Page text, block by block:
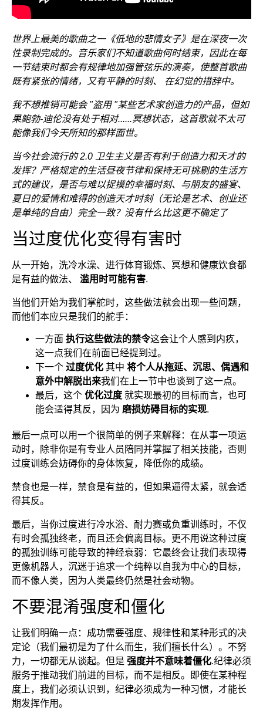
世界上最美的歌曲之一《低地的悲情女子》是在深夜一次
性录制完成的。音乐家们不知道歌曲何时结束，因此在每
一节结束时都会有规律地加强管弦乐的演奏，使整首歌曲
既有紧张的情绪，又有平静的时刻、 在幻觉的措辞中。
我不想推销可能会 "盗用 "某些艺术家创造力的产品，但如
果鲍勃-迪伦没有处于相对......冥想状态，这首歌就不太可
能像我们今天所知的那样面世。
当今社会流行的 2.0 卫生主义是否有利于创造力和天才的
发挥？严格规定的生活昼夜节律和保持无可挑剔的生活方
式的建议，是否与难以捉摸的幸福时刻、与朋友的盛宴、
夏日的爱情和难得的创造天才时刻（无论是艺术、创业还
是单纯的自由）完全一致？没有什么比这更不确定了
当过度优化变得有害时
从一开始，洗冷水澡、进行体育锻炼、冥想和健康饮食都
是有益的做法、 滥用时可能有害.
当他们开始为我们掌舵时，这些做法就会出现一些问题，
而他们本应只是我们的舵手：
一方面 执行这些做法的禁令这会让个人感到内疚，
这一点我们在前面已经提到过。
下一个 过度优化 其中 将个人从拖延、沉思、偶遇和
意外中解脱出来我们在上一节中也谈到了这一点。
最后，这个 优化过度 就实现最初的目标而言，也可
能会适得其反，因为 磨损妨碍目标的实现.
最后一点可以用一个很简单的例子来解释：在从事一项运
动时，除非你是有专业人员陪同并掌握了相关技能，否则
过度训练会妨碍你的身体恢复，降低你的成绩。
禁食也是一样，禁食是有益的，但如果逼得太紧，就会适
得其反。
最后，当你过度进行冷水浴、耐力赛或负重训练时，不仅
有时会孤独终老，而且还会偏离目标。更不用说这种过度
的孤独训练可能导致的神经衰弱：它最终会让我们表现得
更像机器人，沉迷于追求一个纯粹以自我为中心的目标，
而不像人类，因为人类最终仍然是社会动物。
不要混淆强度和僵化
让我们明确一点：成功需要强度、规律性和某种形式的决
定论（我们最初是为了什么而生，我们擅长什么）。不努
力，一切都无从谈起。但是 强度并不意味着僵化.纪律必须
服务于推动我们前进的目标，而不是相反。即使在某种程
度上，我们必须认识到，纪律必须成为一种习惯，才能长
期发挥作用。